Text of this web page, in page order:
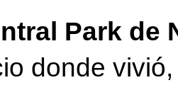
Park de
donde